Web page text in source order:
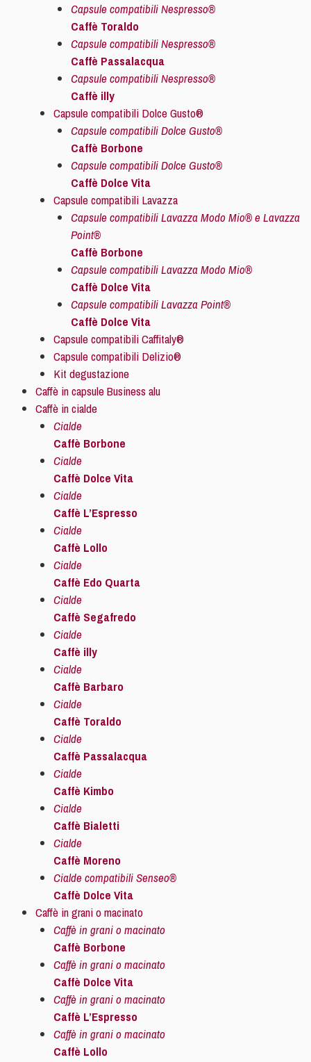
Capsule compatibili Nespresso®
Caffè Toraldo
Capsule compatibili Nespresso®
Caffè Passalacqua
Capsule compatibili Nespresso®
Caffè illy
Capsule compatibili Dolce Gusto®
Capsule compatibili Dolce Gusto®
Caffè Borbone
Capsule compatibili Dolce Gusto®
Caffè Dolce Vita
Capsule compatibili Lavazza
Capsule compatibili Lavazza Modo Mio® e Lavazza
Point®
Caffè Borbone
Capsule compatibili Lavazza Modo Mio®
Caffè Dolce Vita
Capsule compatibili Lavazza Point®
Caffè Dolce Vita
Capsule compatibili Caffitaly®
Capsule compatibili Delizio®
Kit degustazione
Caffè in capsule Business alu
Caffè in cialde
Cialde
Caffè Borbone
Cialde
Caffè Dolce Vita
Cialde
Caffè L’Espresso
Cialde
Caffè Lollo
Cialde
Caffè Edo Quarta
Cialde
Caffè Segafredo
Cialde
Caffè illy
Cialde
Caffè Barbaro
Cialde
Caffè Toraldo
Cialde
Caffè Passalacqua
Cialde
Caffè Kimbo
Cialde
Caffè Bialetti
Cialde
Caffè Moreno
Cialde compatibili Senseo®
Caffè Dolce Vita
Caffè in grani o macinato
Caffè in grani o macinato
Caffè Borbone
Caffè in grani o macinato
Caffè Dolce Vita
Caffè in grani o macinato
Caffè L’Espresso
Caffè in grani o macinato
Caffè Lollo